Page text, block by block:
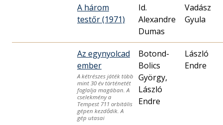
A három
testőr (1971)
Id.
Alexandre
Dumas
Vadász
Gyula
Az egynyolcad
ember
A kétrészes játék több
mint 30 év történetét
foglalja magában. A
cselekmény a
Tempest 711 orbitális
gépen kezdődik. A
gép utasai
Botond-
Bolics
György,
László
Endre
László
Endre